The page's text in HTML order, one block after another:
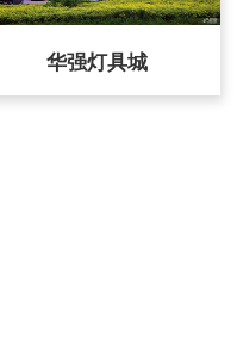
华强灯具城